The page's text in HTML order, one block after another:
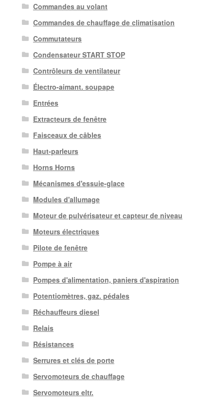
Commandes au volant
Commandes de chauffage de climatisation
Commutateurs
Condensateur START STOP
Contrôleurs de ventilateur
Électro-aimant. soupape
Entrées
Extracteurs de fenêtre
Faisceaux de câbles
Haut-parleurs
Horns Horns
Mécanismes d'essuie-glace
Modules d'allumage
Moteur de pulvérisateur et capteur de niveau
Moteurs électriques
Pilote de fenêtre
Pompe à air
Pompes d'alimentation, paniers d'aspiration
Potentiomètres, gaz. pédales
Réchauffeurs diesel
Relais
Résistances
Serrures et clés de porte
Servomoteurs de chauffage
Servomoteurs eltr.